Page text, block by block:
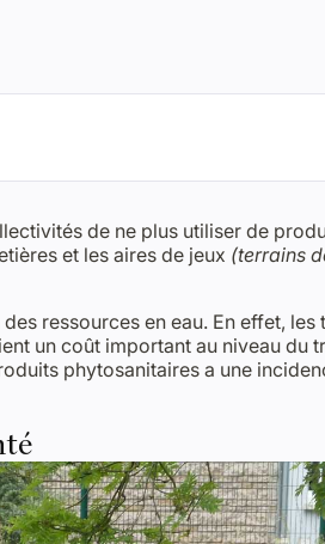
de ne plus utiliser de
et les aires de jeux (terrains
ressources en eau. En effet, les
un coût important au niveau du
phytosanitaires a une